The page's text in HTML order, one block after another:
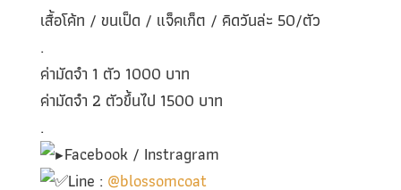
เสื้อโค้ท / ขนเป็ด / แจ็คเก็ต / คิดวันล่ะ 50/ตัว
.
ค่ามัดจำ 1 ตัว 1000 บาท
ค่ามัดจำ 2 ตัวขึ้นไป 1500 บาท
.
Facebook / Instragram
Line : @blossomcoat